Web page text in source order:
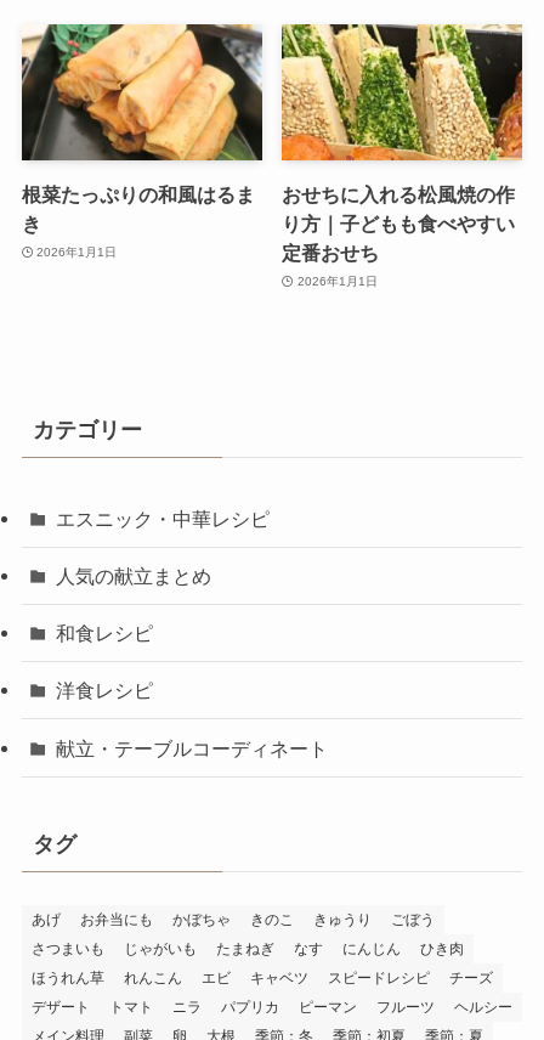
根菜たっぷりの和風はるま
き
2026年1月1日
おせちに入れる松風焼の作
り方｜子どもも食べやすい
定番おせち
2026年1月1日
カテゴリー
エスニック・中華レシピ
人気の献立まとめ
和食レシピ
洋食レシピ
献立・テーブルコーディネート
タグ
あげ お弁当にも かぼちゃ きのこ きゅうり
ごぼう
さつまいも
じゃがいも たまねぎ なす にんじん
ひき肉
ほうれん草
れんこん エビ キャベツ スピードレシピ
チーズ
デザート
トマト ニラ パプリカ ピーマン フルーツ
ヘルシー
メイン料理
副菜 卵 大根 季節：冬 季節：初夏 季節：夏